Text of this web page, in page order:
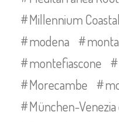
Millennium
modena
montefiascone
Morecambe
München-